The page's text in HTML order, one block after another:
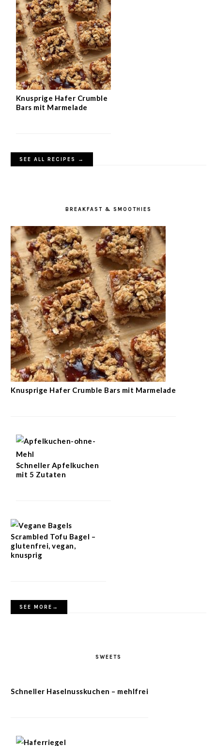
Knusprige Hafer Crumble
Bars mit Marmelade
SEE ALL RECIPES →
BREAKFAST & SMOOTHIES
Knusprige Hafer Crumble Bars mit Marmelade
Schneller Apfelkuchen
mit 5 Zutaten
Scrambled Tofu Bagel –
glutenfrei, vegan,
knusprig
SEE MORE→
SWEETS
Schneller Haselnusskuchen – mehlfrei